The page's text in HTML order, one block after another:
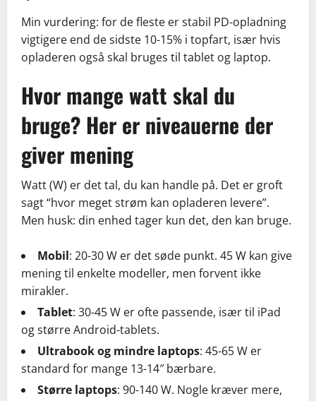
Min vurdering: for de fleste er stabil PD-opladning
vigtigere end de sidste 10-15% i topfart, især hvis
opladeren også skal bruges til tablet og laptop.
Hvor mange watt skal du
bruge? Her er niveauerne der
giver mening
Watt (W) er det tal, du kan handle på. Det er groft
sagt “hvor meget strøm kan opladeren levere”.
Men husk: din enhed tager kun det, den kan bruge.
Mobil: 20-30 W er det søde punkt. 45 W kan give
mening til enkelte modeller, men forvent ikke
mirakler.
Tablet: 30-45 W er ofte passende, især til iPad
og større Android-tablets.
Ultrabook og mindre laptops: 45-65 W er
standard for mange 13-14″ bærbare.
Større laptops: 90-140 W. Nogle kræver mere,